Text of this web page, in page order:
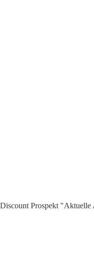
Prospekt "Aktuelle